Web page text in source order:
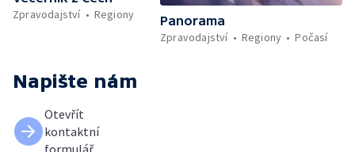
Zpravodajství
Regiony
Panorama
Zpravodajství
Regiony Počasí
Napište nám
Otevřít
kontaktní